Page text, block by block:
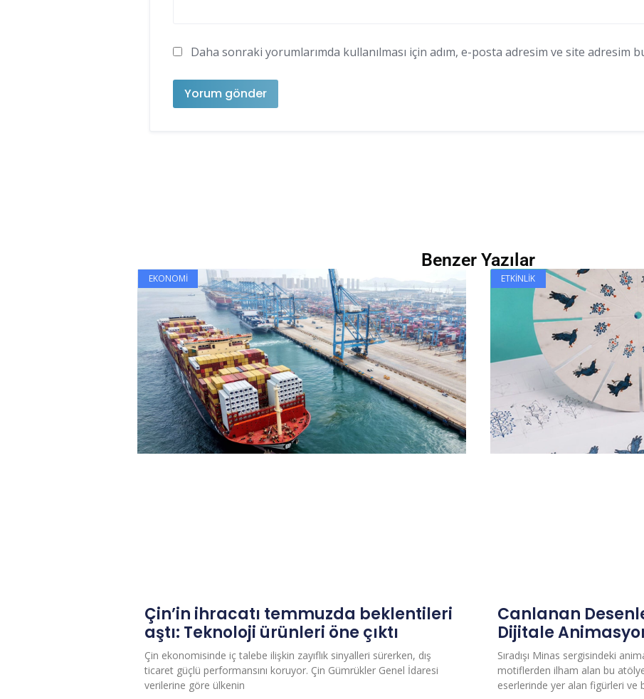
Daha sonraki yorumlarımda kullanılması için adım, e-posta adresim ve site adresim
Benzer Yazılar
EKONOMI
Çin’in ihracatı temmuzda beklentileri
aştı: Teknoloji ürünleri öne çıktı
Çin ekonomisinde iç talebe ilişkin zayıflık sinyalleri sürerken, dış
ticaret güçlü performansını koruyor. Çin Gümrükler Genel İdaresi
verilerine göre ülkenin
ETKINLIK
Canlanan
Dijitale
Sıradışı Minas sergisindeki
motiflerden ilham alan bu
eserlerinde yer alan figürleri ve